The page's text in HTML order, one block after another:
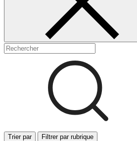
Trier par Filtrer par rubrique